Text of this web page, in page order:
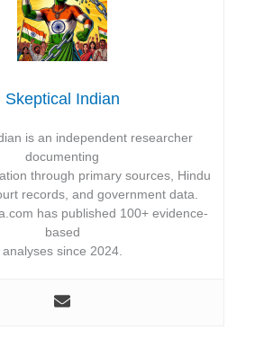
Skeptical Indian
is an independent researcher
documenting
through primary sources, Hindu
records, and government data.
has published 100+ evidence-
based
analyses since 2024.